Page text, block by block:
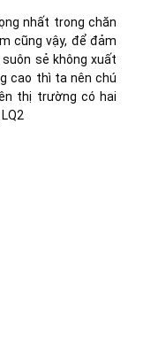
nhất trong chăn
cũng vậy, để đảm
sẻ không xuất
cao thì ta nên chú
thị trường có hai